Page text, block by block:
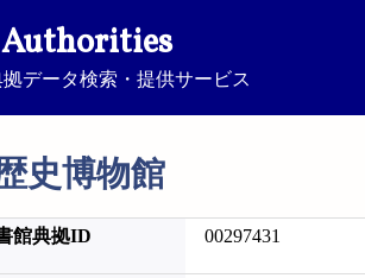
データ検索・提供サービス
史博物館
館典拠ID 00297431